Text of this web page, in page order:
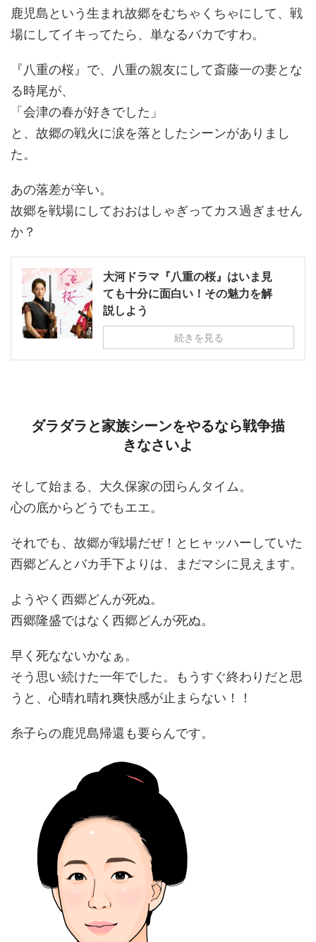
鹿児島という生まれ故郷をむちゃくちゃにして、戦
場にしてイキってたら、単なるバカですわ。
『八重の桜』で、八重の親友にして斎藤一の妻とな
る時尾が、
「会津の春が好きでした」
と、故郷の戦火に涙を落としたシーンがありまし
た。
あの落差が辛い。
故郷を戦場にしておおはしゃぎってカス過ぎません
か？
大河ドラマ『八重の桜』はいま見
ても十分に面白い！その魅力を解
説しよう
続きを見る
ダラダラと家族シーンをやるなら戦争描
きなさいよ
そして始まる、大久保家の団らんタイム。
心の底からどうでもエエ。
それでも、故郷が戦場だぜ！とヒャッハーしていた
西郷どんとバカ手下よりは、まだマシに見えます。
ようやく西郷どんが死ぬ。
西郷隆盛ではなく西郷どんが死ぬ。
早く死なないかなぁ。
そう思い続けた一年でした。もうすぐ終わりだと思
うと、心晴れ晴れ爽快感が止まらない！！
糸子らの鹿児島帰還も要らんです。